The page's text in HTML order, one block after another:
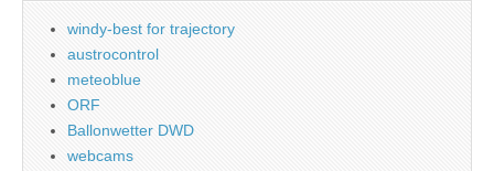
windy-best for trajectory
austrocontrol
meteoblue
ORF
Ballonwetter DWD
webcams